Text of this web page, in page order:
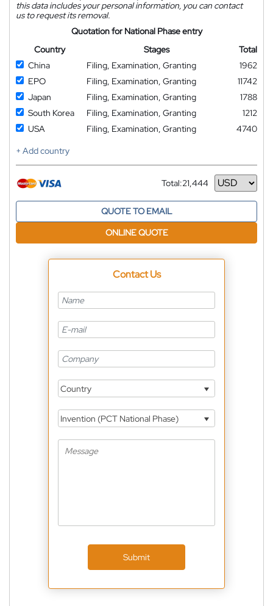
this data includes your personal information, you can contact
us to request its removal.
Quotation for National Phase entry
Country
Stages
Total
China
Filing, Examination, Granting
1962
EPO
Filing, Examination, Granting
11742
Japan
Filing, Examination, Granting
1788
South Korea
Filing, Examination, Granting
1212
USA
Filing, Examination, Granting
4740
+ Add country
Total:21,444
Currency
QUOTE TO EMAIL
ONLINE QUOTE
Contact Us
Country
Invention (PCT National Phase)
Submit